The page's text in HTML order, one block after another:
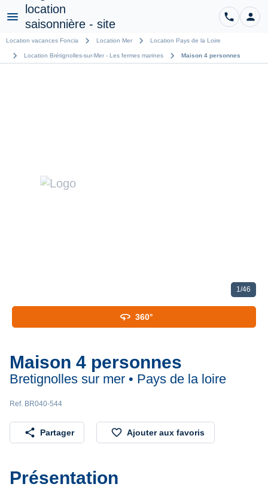
Menu phone person
Location vacances Foncia chevron_right Location Mer chevron_right Location Pays de la Loire
chevron_right Location Brétignolles-sur-Mer - Les fermes marines chevron_right Maison 4 personnes
1/46
360 360°
Maison 4 personnes
Bretignolles sur mer • Pays de la loire
Ref. BR040-544
share Partager favorite_border Ajouter aux favoris
Présentation